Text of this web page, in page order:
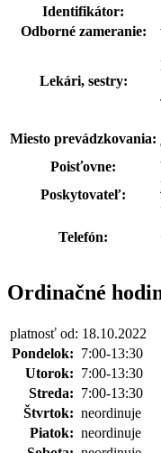
Identifikátor:
Odborné zameranie:
Lekári, sestry:
Miesto prevádzkovania:
Poisťovne:
Poskytovateľ:
Telefón:
Ordinačné
platnosť od: 18.10.2022
Pondelok: 7:00-13:30
Utorok: 7:00-13:30
Streda: 7:00-13:30
Štvrtok: neordinuje
Piatok: neordinuje